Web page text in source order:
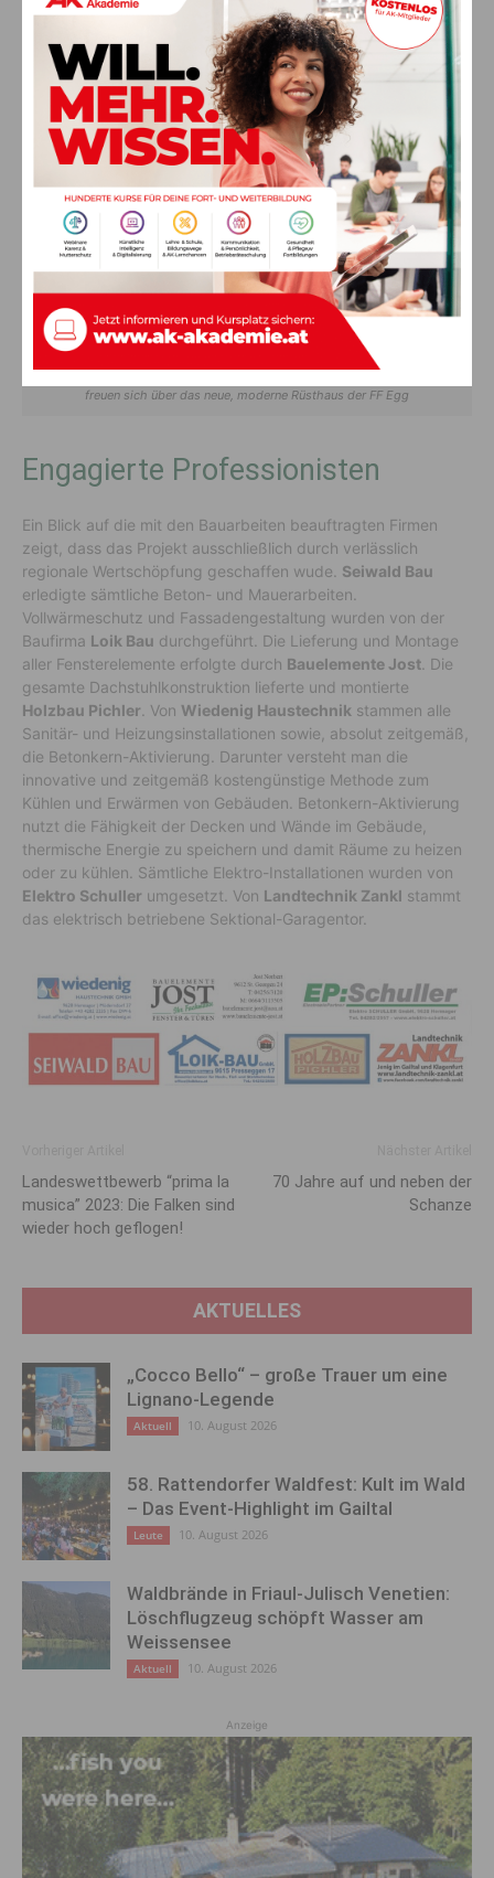
freuen sich über das neue, moderne Rüsthaus der FF Egg
Engagierte Professionisten
Ein Blick auf die mit den Bauarbeiten beauftragten Firmen
zeigt, dass das Projekt ausschließlich durch verlässlich
regionale Wertschöpfung geschaffen wude. Seiwald Bau
erledigte sämtliche Beton- und Mauerarbeiten.
Vollwärmeschutz und Fassadengestaltung wurden von der
Baufirma Loik Bau durchgeführt. Die Lieferung und Montage
aller Fensterelemente erfolgte durch Bauelemente Jost . Die
gesamte Dachstuhlkonstruktion lieferte und montierte
Holzbau Pichler . Von Wiedenig Haustechnik stammen alle
Sanitär- und Heizungsinstallationen sowie, absolut zeitgemäß,
die Betonkern-Aktivierung. Darunter versteht man die
innovative und zeitgemäß kostengünstige Methode zum
Kühlen und Erwärmen von Gebäuden. Betonkern-Aktivierung
nutzt die Fähigkeit der Decken und Wände im Gebäude,
thermische Energie zu speichern und damit Räume zu heizen
oder zu kühlen. Sämtliche Elektro-Installationen wurden von
Elektro Schuller umgesetzt. Von Landtechnik Zankl stammt
das elektrisch betriebene Sektional-Garagentor.
Landeswettbewerb “prima la
musica” 2023: Die Falken sind
wieder hoch geflogen!
70 Jahre auf und neben der
Schanze
AKTUELLES
„Cocco Bello“ – große Trauer um eine
Lignano-Legende
Aktuell 10. August 2026
58. Rattendorfer Waldfest: Kult im Wald
– Das Event-Highlight im Gailtal
Leute 10. August 2026
Waldbrände in Friaul-Julisch Venetien:
Löschflugzeug schöpft Wasser am
Weissensee
Aktuell 10. August 2026
Anzeige